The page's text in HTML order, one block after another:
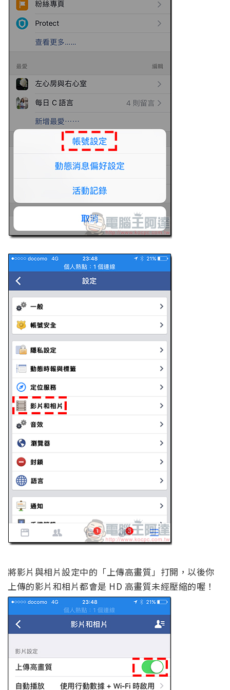
將影片與相片設定中的「上傳高畫質」打開，以後你
上傳的影片和相片都會是 HD 高畫質未經壓縮的喔！